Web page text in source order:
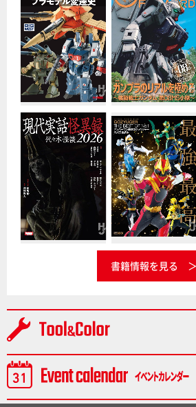
書籍情報を見る